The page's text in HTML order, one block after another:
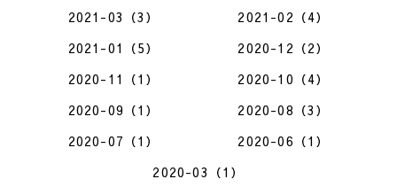
2021-03（3）
2021-02（4）
2021-01（5）
2020-12（2）
2020-11（1）
2020-10（4）
2020-09（1）
2020-08（3）
2020-07（1）
2020-06（1）
2020-03（1）